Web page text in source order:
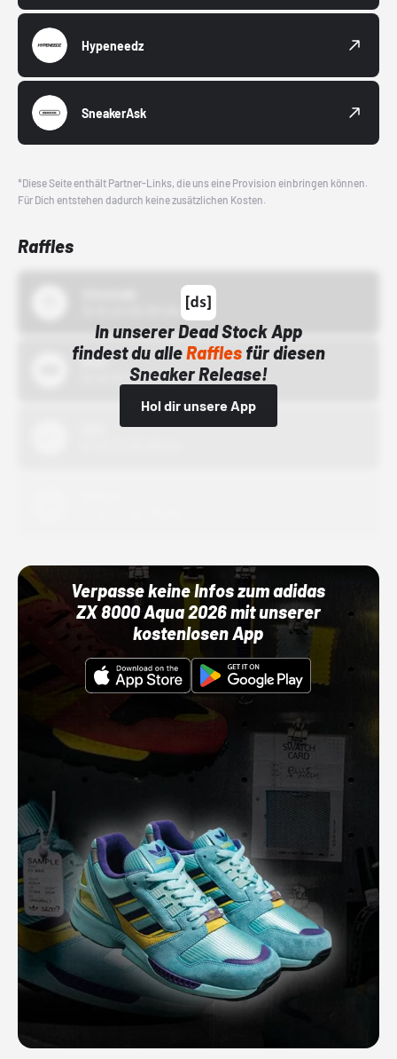
Hypeneedz
SneakerAsk
*Diese Seite enthält Partner-Links, die uns eine Provision einbringen können.
Für Dich entstehen dadurch keine zusätzlichen Kosten.
Raffles
In unserer Dead Stock App
findest du alleRafflesfür diesen
Sneaker Release!
Hol dir unsere App
Bstn
01.10.22 00:00 Uhr
Verpasse keine Infos zum adidas
ZX 8000 Aqua 2026 mit unserer
kostenlosen App